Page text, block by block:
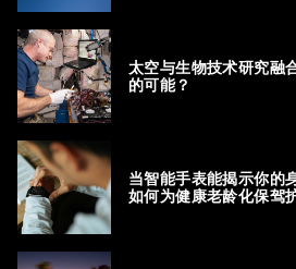
太空与生物技术研究融
的可能？
当智能手表能揭示你的
如何为健康老龄化保驾